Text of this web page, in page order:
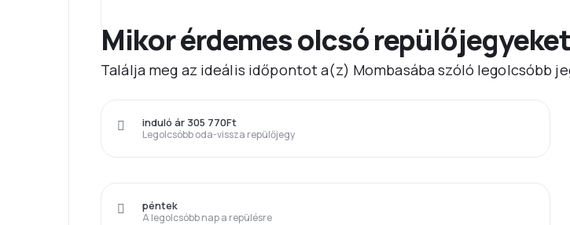
Mikor érdemes olcsó
Találja meg az ideális időpontot a(z) Mombasába szóló legolcsóbb
Legolcsóbb oda-vissza repülőjegy
induló ár 305 770Ft
A legolcsóbb nap a repülésre
péntek